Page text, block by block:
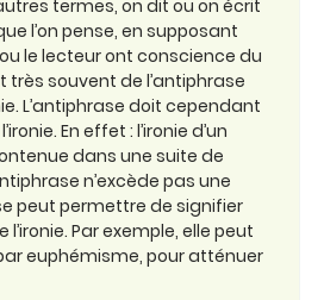
termes, on dit ou on écrit
l’on pense, en supposant
le lecteur ont conscience du
très souvent de l’antiphrase
L’antiphrase doit cependant
En effet : l’ironie d’un
dans une suite de
n’excède pas une
peut permettre de signifier
Par exemple, elle peut
euphémisme, pour atténuer